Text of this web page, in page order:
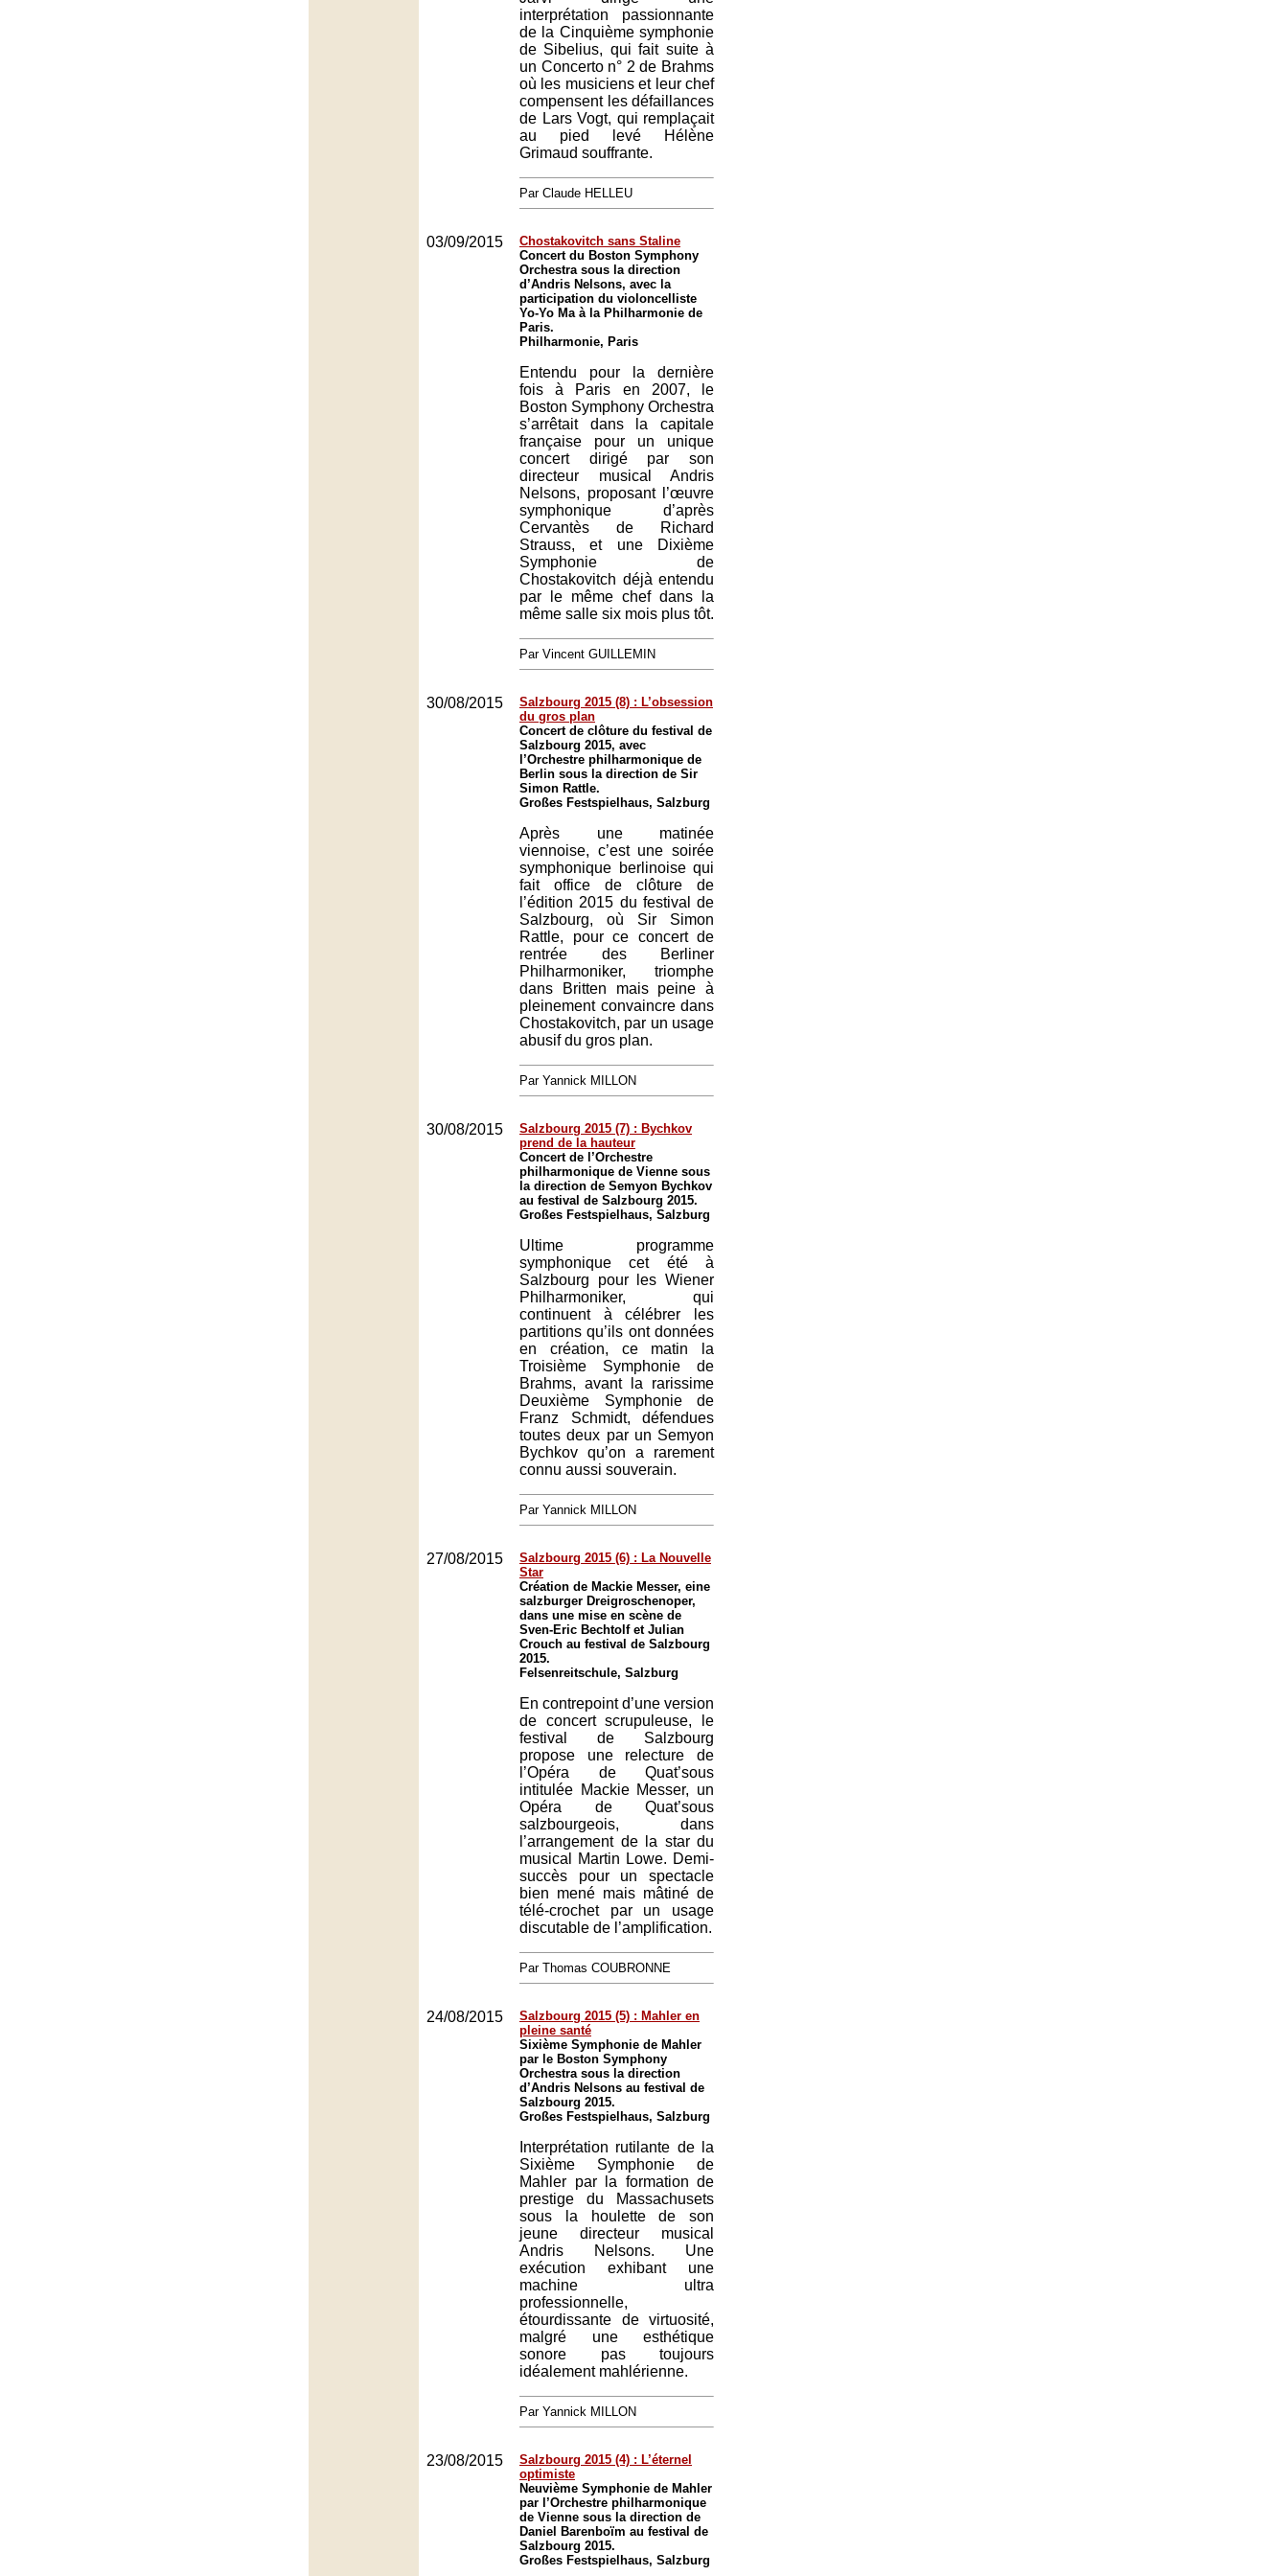
interprétation passionnante
de la Cinquième symphonie
de Sibelius, qui fait suite à
un Concerto n° 2 de Brahms
où les musiciens et leur chef
compensent les défaillances
de Lars Vogt, qui remplaçait
au pied levé Hélène
Grimaud souffrante.
Par Claude HELLEU
03/09/2015
Chostakovitch sans Staline
Concert du Boston Symphony
Orchestra sous la direction
d’Andris Nelsons, avec la
participation du violoncelliste
Yo-Yo Ma à la Philharmonie de
Paris.
Philharmonie, Paris
Entendu pour la dernière
fois à Paris en 2007, le
Boston Symphony Orchestra
s’arrêtait dans la capitale
française pour un unique
concert dirigé par son
directeur musical Andris
Nelsons, proposant l’œuvre
symphonique d’après
Cervantès de Richard
Strauss, et une Dixième
Symphonie de
Chostakovitch déjà entendu
par le même chef dans la
même salle six mois plus tôt.
Par Vincent GUILLEMIN
30/08/2015
Salzbourg 2015 (8) : L’obsession
du gros plan
Concert de clôture du festival de
Salzbourg 2015, avec
l’Orchestre philharmonique de
Berlin sous la direction de Sir
Simon Rattle.
Großes Festspielhaus, Salzburg
Après une matinée
viennoise, c’est une soirée
symphonique berlinoise qui
fait office de clôture de
l’édition 2015 du festival de
Salzbourg, où Sir Simon
Rattle, pour ce concert de
rentrée des Berliner
Philharmoniker, triomphe
dans Britten mais peine à
pleinement convaincre dans
Chostakovitch, par un usage
abusif du gros plan.
Par Yannick MILLON
30/08/2015
Salzbourg 2015 (7) : Bychkov
prend de la hauteur
Concert de l’Orchestre
philharmonique de Vienne sous
la direction de Semyon Bychkov
au festival de Salzbourg 2015.
Großes Festspielhaus, Salzburg
Ultime programme
symphonique cet été à
Salzbourg pour les Wiener
Philharmoniker, qui
continuent à célébrer les
partitions qu’ils ont données
en création, ce matin la
Troisième Symphonie de
Brahms, avant la rarissime
Deuxième Symphonie de
Franz Schmidt, défendues
toutes deux par un Semyon
Bychkov qu’on a rarement
connu aussi souverain.
Par Yannick MILLON
27/08/2015
Salzbourg 2015 (6) : La Nouvelle
Star
Création de Mackie Messer, eine
salzburger Dreigroschenoper,
dans une mise en scène de
Sven-Eric Bechtolf et Julian
Crouch au festival de Salzbourg
2015.
Felsenreitschule, Salzburg
En contrepoint d’une version
de concert scrupuleuse, le
festival de Salzbourg
propose une relecture de
l’Opéra de Quat’sous
intitulée Mackie Messer, un
Opéra de Quat’sous
salzbourgeois, dans
l’arrangement de la star du
musical Martin Lowe. Demi-
succès pour un spectacle
bien mené mais mâtiné de
télé-crochet par un usage
discutable de l’amplification.
Par Thomas COUBRONNE
24/08/2015
Salzbourg 2015 (5) : Mahler en
pleine santé
Sixième Symphonie de Mahler
par le Boston Symphony
Orchestra sous la direction
d’Andris Nelsons au festival de
Salzbourg 2015.
Großes Festspielhaus, Salzburg
Interprétation rutilante de la
Sixième Symphonie de
Mahler par la formation de
prestige du Massachusets
sous la houlette de son
jeune directeur musical
Andris Nelsons. Une
exécution exhibant une
machine ultra
professionnelle,
étourdissante de virtuosité,
malgré une esthétique
sonore pas toujours
idéalement mahlérienne.
Par Yannick MILLON
23/08/2015
Salzbourg 2015 (4) : L’éternel
optimiste
Neuvième Symphonie de Mahler
par l’Orchestre philharmonique
de Vienne sous la direction de
Daniel Barenboïm au festival de
Salzbourg 2015.
Großes Festspielhaus, Salzburg